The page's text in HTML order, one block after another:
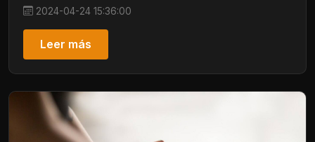
2024-04-24 15:36:00
Leer más